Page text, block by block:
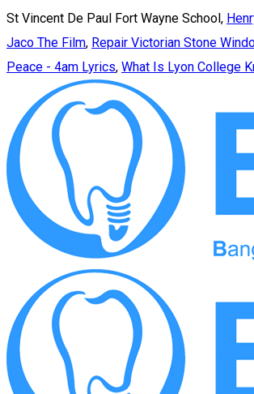
St Vincent De Paul Fort Wayne School,
Jaco The Film, Repair Victorian Stone
Peace - 4am Lyrics, What Is Lyon College